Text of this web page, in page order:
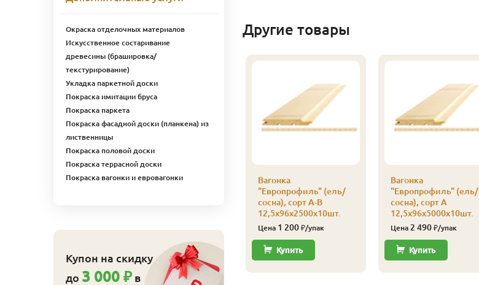
Другие товары
Вагонка
625
Купить
Вагонка
"Европрофиль" (ель/
сосна), сорт А-В
12,5х96х2500х10шт.
Цена 1 200₽/упак
Купить
Вагонка
"Европрофиль" (ель/
сосна), сорт А
12,5х96х5000х10шт.
Цена 2 490₽/упак
Купить
Окраска отделочных материалов
Искусственное состаривание
древесины (брашировка/
текстурирование)
Укладка паркетной доски
Покраска имитации бруса
Покраска паркета
Покраска фасадной доски (планкена) из
лиственницы
Покраска половой доски
Покраска террасной доски
Покраска вагонки и евровагонки
Купон на скидку
до 3 000 ₽ в